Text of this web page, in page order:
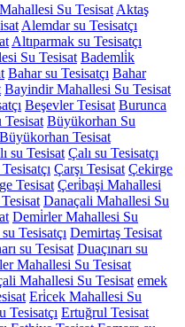
Su Tesisat Aktaş
Alemdar su Tesisatçı
Altıparmak su Tesisatçı
Su Tesisat Bademli̇k
Bahar su Tesisatçı Bahar
Bayindir Mahallesi Su Tesisat
Beşevler Tesisat Burunca
Büyükorhan Su
Büyükorhan Tesisat
su Tesisat Çalı su Tesisatçı
Çarşı Tesisat Çekirge
Tesisat Çeri̇başi Mahallesi
Danaçali Mahallesi Su
Demi̇rler Mahallesi Su
Tesisatçı Demirtaş Tesisat
su Tesisat Duaçınarı su
Mahallesi Su Tesisat
Mahallesi Su Tesisat emek
Eri̇cek Mahallesi Su
Tesisatçı Ertuğrul Tesisat